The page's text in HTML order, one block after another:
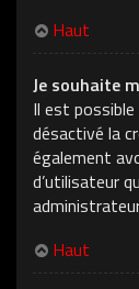
Haut
Je souhaite
Il est
désactivé la
également
d’utilisateur
Haut